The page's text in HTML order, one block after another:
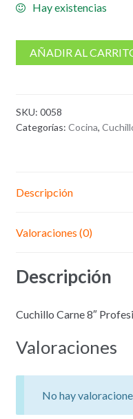
Hay existencias
AÑADIR AL
SKU: 0058
Categorías: Cocina,
Descripción
Valoraciones (0)
Descripción
Cuchillo Carne 8″
Valoraciones
No hay